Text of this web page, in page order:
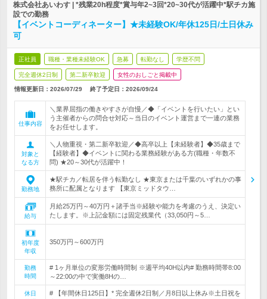
株式会社あいわす | *残業20h程度*賞与年2~3回*20~30代が活躍中*駅チカ施
設での勤務
【イベントコーディネーター】★未経験OK/年休125日/土日休み
可
正社員 職種・業種未経験OK 急募 転勤なし 学歴不問
完全週休2日制 第二新卒歓迎 女性のおしごと掲載中
情報更新日：2026/07/29 終了予定日： 2026/09/24
仕事内容
＼業界屈指の働きやすさが自慢／◆「イベントを行いたい」とい
う主催者からの問合せ対応～当日のイベント運営まで一連の業務
をお任せします。
対象と
なる方
＼人物重視・第二新卒歓迎／◆高卒以上【未経験者】◆35歳まで
【経験者】◆イベントに関わる業務経験がある方(職種・年数不
問) ★20～30代が活躍中！
勤務地
★駅チカ／転居を伴う転勤なし ★東京または千葉のいずれかの事
務所に配属となります 【東京ミッドタウ…
給与
月給25万円～40万円＋諸手当※経験や能力を考慮のうえ、決定い
たします。※上記金額には固定残業代（33,050円～5…
初年度
年収
350万円～600万円
勤務
時間
# 1ヶ月単位の変形労働時間制 ※週平均40H以内# 勤務時間帯8:00
～22:00の中で実働8Hの…
休日
# 【年間休日125日】* 完全週休2日制／月8日以上休み※土日祝を